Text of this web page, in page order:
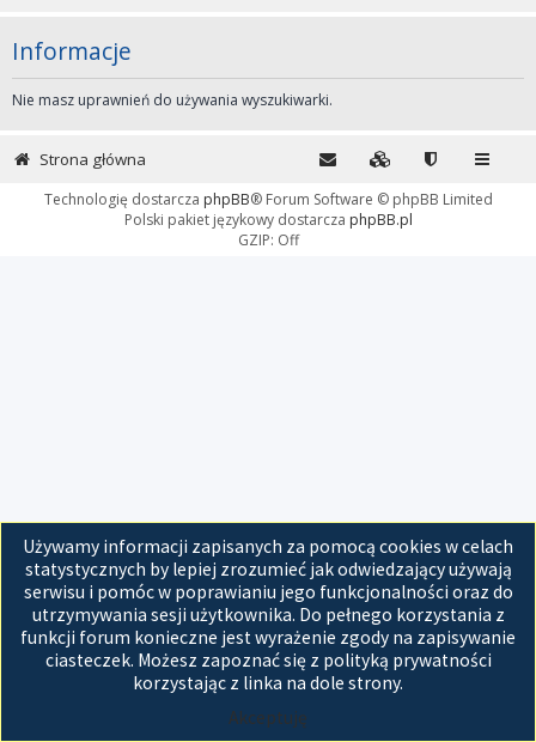
Informacje
Nie masz uprawnień do używania wyszukiwarki.
Używamy informacji zapisanych za pomocą cookies w celach
statystycznych by lepiej zrozumieć jak odwiedzający używają
serwisu i pomóc w poprawianiu jego funkcjonalności oraz do
utrzymywania sesji użytkownika. Do pełnego korzystania z
funkcji forum konieczne jest wyrażenie zgody na zapisywanie
ciasteczek. Możesz zapoznać się z polityką prywatności
korzystając z linka na dole strony.
Akceptuję
Strona główna
Technologię dostarcza phpBB® Forum Software © phpBB Limited
Polski pakiet językowy dostarcza phpBB.pl
GZIP: Off